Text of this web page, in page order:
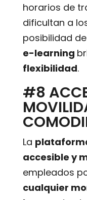
horarios de
dificultan a
posibilidad
e-learning
flexibilidad.
#8
La
accesible y
empleados
cualquier